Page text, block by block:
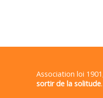
Association loi
sortir de la solitude